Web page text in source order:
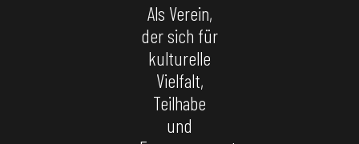
Als Verein,
der sich für
kulturelle
Vielfalt,
Teilhabe
und